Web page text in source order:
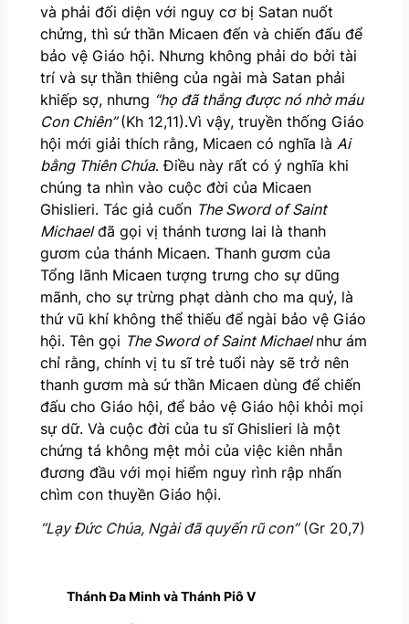
và phải đối diện với nguy cơ bị Satan nuốt
chửng, thì sứ thần Micaen đến và chiến đấu để
bảo vệ Giáo hội. Nhưng không phải do bởi tài
trí và sự thần thiêng của ngài mà Satan phải
khiếp sợ, nhưng “họ đã thắng được nó nhờ máu
Con Chiên”(Kh 12,11).Vì vậy, truyền thống Giáo
hội mới giải thích rằng, Micaen có nghĩa là Ai
bằng Thiên Chúa. Điều này rất có ý nghĩa khi
chúng ta nhìn vào cuộc đời của Micaen
Ghislieri. Tác giả cuốn The Sword of Saint
Michaelđã gọi vị thánh tương lai là thanh
gươm của thánh Micaen. Thanh gươm của
Tổng lãnh Micaen tượng trưng cho sự dũng
mãnh, cho sự trừng phạt dành cho ma quỷ, là
thứ vũ khí không thể thiếu để ngài bảo vệ Giáo
hội. Tên gọi The Sword of Saint Michaelnhư ám
chỉ rằng, chính vị tu sĩ trẻ tuổi này sẽ trở nên
thanh gươm mà sứ thần Micaen dùng để chiến
đấu cho Giáo hội, để bảo vệ Giáo hội khỏi mọi
sự dữ. Và cuộc đời của tu sĩ Ghislieri là một
chứng tá không mệt mỏi của việc kiên nhẫn
đương đầu với mọi hiểm nguy rình rập nhấn
chìm con thuyền Giáo hội.
“Lạy Đức Chúa, Ngài đã quyến rũ con”(Gr 20,7)
Thánh Đa Minh và Thánh Piô V